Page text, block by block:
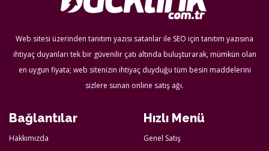
Web sitesi üzerinden tanıtım yazısı satanlar ile SEO için tanıtım yazısına
ihtiyaç duyanları tek bir güvenilir çatı altında buluşturarak, mümkün olan
en uygun fiyata; web sitenizin ihtiyaç duyduğu tüm besin maddelerini
sizlere sunan online satış ağı.
Bağlantılar
Hakkımızda
Hızlı Menü
Genel Satış